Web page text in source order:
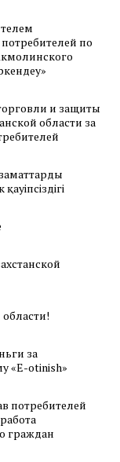
по
и защиты
области за
за
«E-otinish»
потребителей
граждан